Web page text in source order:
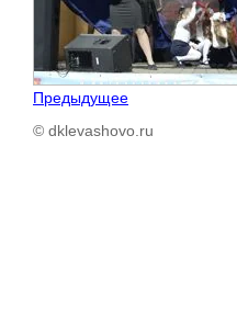
Предыдущее
© dklevashovo.ru